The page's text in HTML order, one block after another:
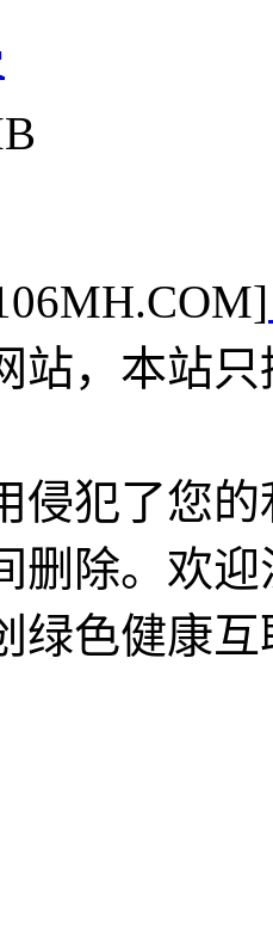
站，本站
侵犯了您
删除。欢
绿色健康互